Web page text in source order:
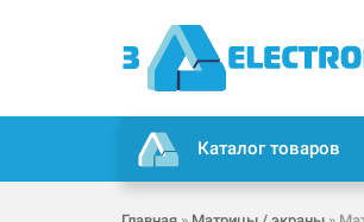
Каталог товаров